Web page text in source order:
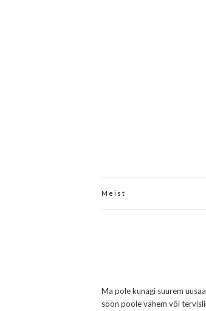
Meist
Ma pole kunagi suurem
söön poole vähem või